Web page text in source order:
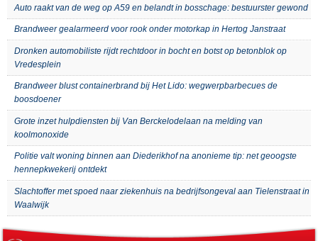
Auto raakt van de weg op A59 en belandt in bosschage: bestuurster gewond
Brandweer gealarmeerd voor rook onder motorkap in Hertog Janstraat
Dronken automobiliste rijdt rechtdoor in bocht en botst op betonblok op
Vredesplein
Brandweer blust containerbrand bij Het Lido: wegwerpbarbecues de
boosdoener
Grote inzet hulpdiensten bij Van Berckelodelaan na melding van
koolmonoxide
Politie valt woning binnen aan Diederikhof na anonieme tip: net geoogste
hennepkwekerij ontdekt
Slachtoffer met spoed naar ziekenhuis na bedrijfsongeval aan Tielenstraat in
Waalwijk